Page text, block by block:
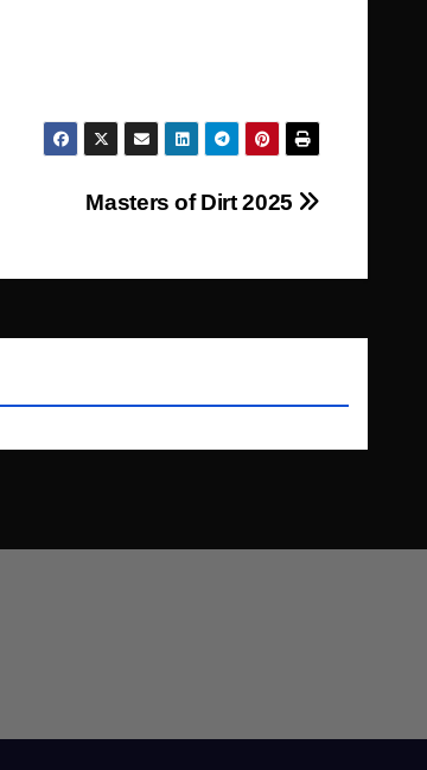
Masters of Dirt 2025